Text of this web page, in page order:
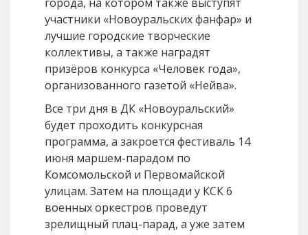
города, на котором также выступят
участники «Новоуральских фанфар» и
лучшие городские творческие
коллективы, а также наградят
призёров конкурса «Человек года»,
организованного газетой «Нейва».
Все три дня в ДК «Новоуральский»
будет проходить конкурсная
программа, а закроется фестиваль 14
июня маршем-парадом по
Комсомольской и Первомайской
улицам. Затем на площади у КСК 6
военных оркестров проведут
зрелищный плац-парад, а уже затем